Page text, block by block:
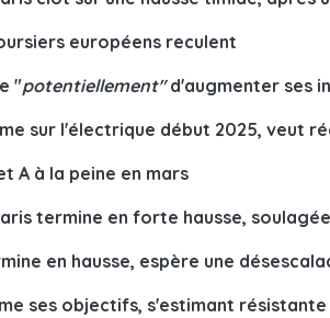
européens reculent
"potentiellement"d'augmenter ses
sur l'électrique début 2025, veut
A à la peine en mars
termine en forte hausse,
en hausse, espère une
ses objectifs, s'estimant résistante